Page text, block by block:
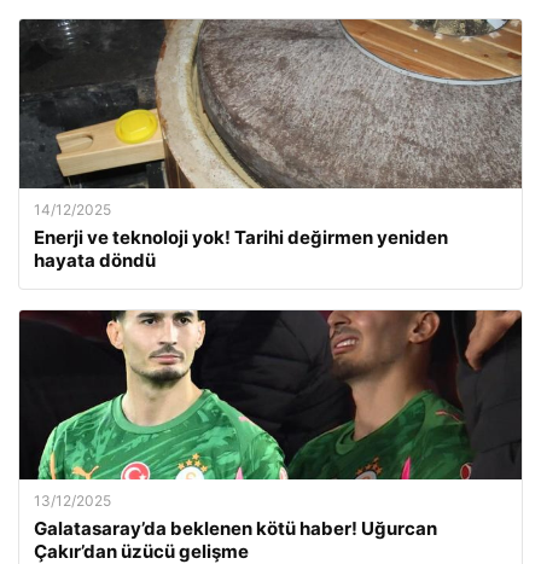
14/12/2025
Enerji ve teknoloji yok! Tarihi değirmen yeniden
hayata döndü
13/12/2025
Galatasaray’da beklenen kötü haber! Uğurcan
Çakır’dan üzücü gelişme